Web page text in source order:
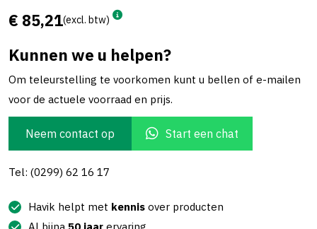
€ 85,21(excl. btw)
Kunnen we u helpen?
Om teleurstelling te voorkomen kunt u bellen of e-mailen
voor de actuele voorraad en prijs.
Neem contact op Start een chat
Tel: (0299) 62 16 17
Havik helpt met kennis over producten